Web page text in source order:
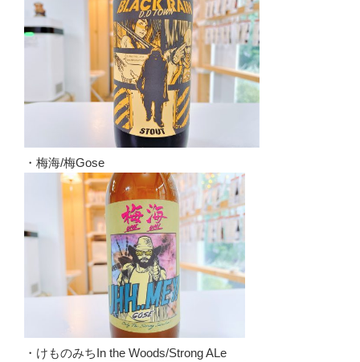
・梅海/梅Gose
・けものみちIn the Woods/Strong ALe